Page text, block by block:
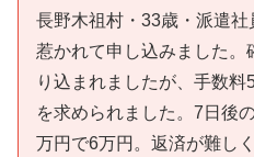
長野木祖村・33歳・派遣
惹かれて申し込みました。
り込まれましたが、手数
を求められました。7日後
万円で6万円。返済が難し